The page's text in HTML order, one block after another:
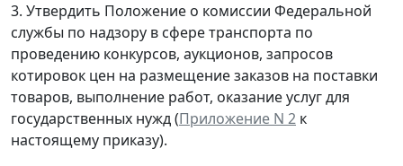
3. Утвердить Положение о комиссии Федеральной
службы по надзору в сфере транспорта по
проведению конкурсов, аукционов, запросов
котировок цен на размещение заказов на поставки
товаров, выполнение работ, оказание услуг для
государственных нужд (Приложение N 2 к
настоящему приказу).